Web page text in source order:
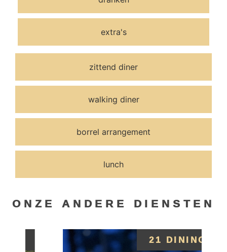
zittend diner
walking diner
borrel arrangement
lunch
extra's
ONZE ANDERE DIENSTEN
21 DINING